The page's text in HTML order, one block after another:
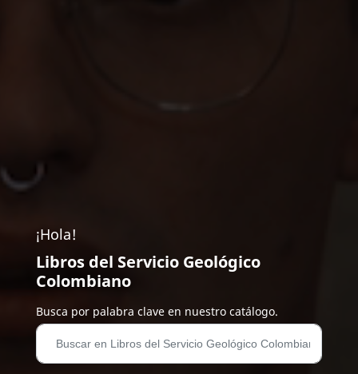
¡Hola!
Libros del Servicio Geológico
Colombiano
Busca por palabra clave en nuestro catálogo.